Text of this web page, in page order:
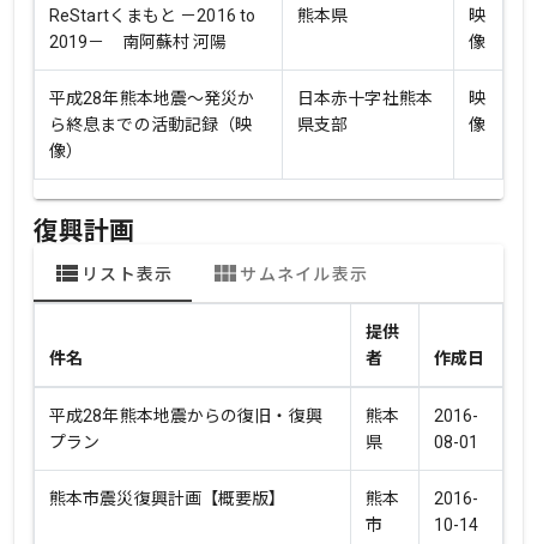
ReStartくまもと －2016 to
2019－ 南阿蘇村 河陽
熊本県
映
像
平成28年熊本地震～発災か
ら終息までの活動記録（映
像）
日本赤十字社熊本
県支部
映
像
復興計画
view_list リスト表示 view_module サムネイル表示
件名
提供
者
作成日
平成28年熊本地震からの復旧・復興
プラン
熊本
県
2016-
08-01
熊本市震災復興計画【概要版】
熊本
市
2016-
10-14